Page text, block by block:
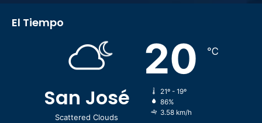
El Tiempo
San José
Scattered Clouds
20 ℃
21º - 19º
86%
3.58 km/h